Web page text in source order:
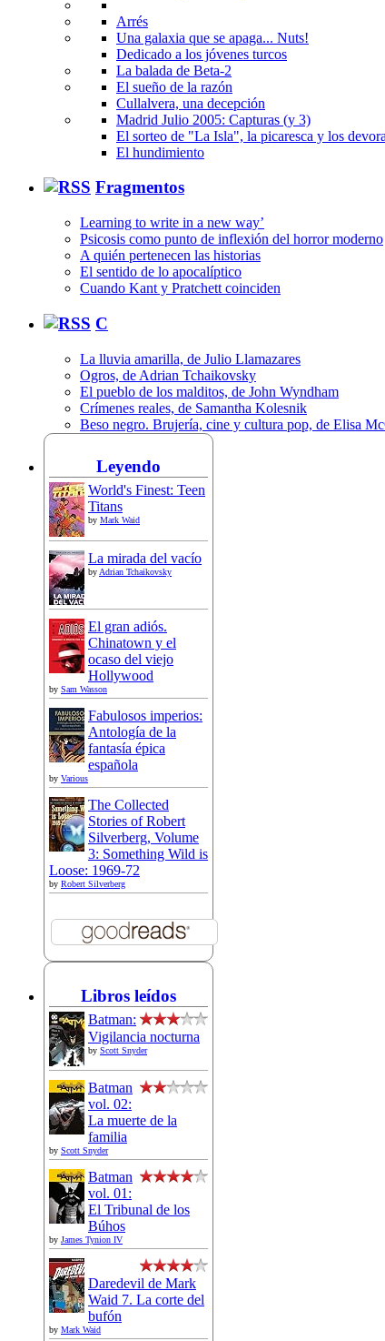
Arrés
Una galaxia que se apaga... Nuts!
Dedicado a los jóvenes turcos
La balada de Beta-2
El sueño de la razón
Cullalvera, una decepción
Madrid Julio 2005: Capturas (y 3)
El sorteo de "La Isla", la picaresca y los
El hundimiento
Fragmentos
Learning to write in a new way’
Psicosis como punto de inflexión del horror moderno
A quién pertenecen las historias
El sentido de lo apocalíptico
Cuando Kant y Pratchett coinciden
C
La lluvia amarilla, de Julio Llamazares
Ogros, de Adrian Tchaikovsky
El pueblo de los malditos, de John Wyndham
Crímenes reales, de Samantha Kolesnik
Beso negro. Brujería, cine y cultura pop, de Elisa
Leyendo
World's Finest: Teen
Titans
by Mark Waid
La mirada del vacío
byAdrian Tchaikovsky
El gran adiós.
Chinatown y el
ocaso del viejo
Hollywood
by Sam Wasson
Fabulosos imperios:
Antología de la
fantasía épica
española
by Various
The Collected
Stories of Robert
Silverberg, Volume
3: Something Wild is
Loose: 1969-72
by Robert Silverberg
Libros leídos
Batman:
Vigilancia nocturna
by Scott Snyder
Batman
vol. 02:
La muerte de la
familia
by Scott Snyder
Batman
vol. 01:
El Tribunal de los
Búhos
by James Tynion IV
Daredevil de Mark
Waid 7. La corte del
bufón
by Mark Waid